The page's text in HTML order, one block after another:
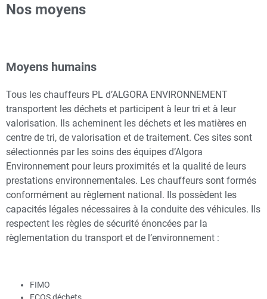
Nos moyens
Moyens humains
Tous les chauffeurs PL d’ALGORA ENVIRONNEMENT
transportent les déchets et participent à leur tri et à leur
valorisation. Ils acheminent les déchets et les matières en
centre de tri, de valorisation et de traitement. Ces sites sont
sélectionnés par les soins des équipes d’Algora
Environnement pour leurs proximités et la qualité de leurs
prestations environnementales. Les chauffeurs sont formés
conformément au règlement national. Ils possèdent les
capacités légales nécessaires à la conduite des véhicules. Ils
respectent les règles de sécurité énoncées par la
règlementation du transport et de l’environnement :
FIMO